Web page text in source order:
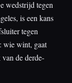
wedstrijd tegen
is een kans
tegen
wie wint, gaat
de derde-